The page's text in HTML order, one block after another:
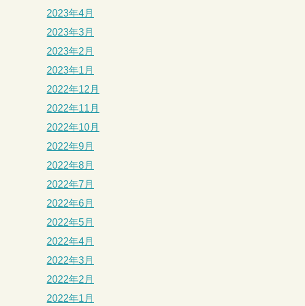
2023年4月
2023年3月
2023年2月
2023年1月
2022年12月
2022年11月
2022年10月
2022年9月
2022年8月
2022年7月
2022年6月
2022年5月
2022年4月
2022年3月
2022年2月
2022年1月